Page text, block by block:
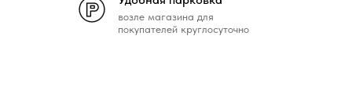
возле магазина для
покупателей круглосуточно